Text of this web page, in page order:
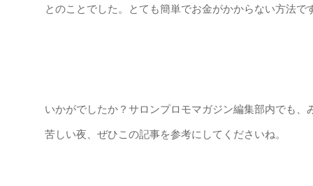
とのことでした。とても簡単でお金がかからない方法で
いかがでしたか？サロンプロモマガジン編集部内でも
苦しい夜、ぜひこの記事を参考にしてくださいね。